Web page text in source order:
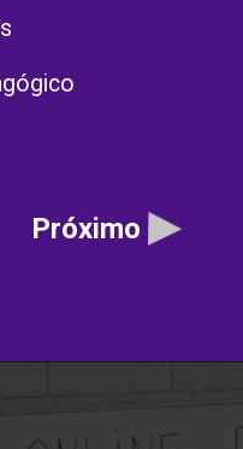
Próximo